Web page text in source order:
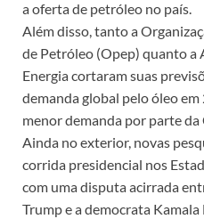
a oferta de petróleo no país.
Além disso, tanto a
de Petróleo (Opep) quanto a
Energia cortaram suas
demanda global pelo óleo
menor demanda por parte da
Ainda no exterior, novas
corrida presidencial nos
com uma disputa acirrada
Trump e a democrata Kamala